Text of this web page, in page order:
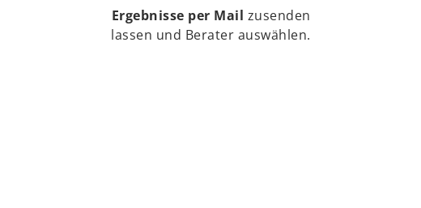
Ergebnisse per Mail zusenden
lassen und Berater auswählen.